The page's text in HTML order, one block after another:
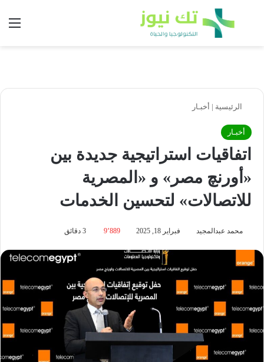
بحث عن
الرئيسية | أخبـار
أخبـار
اتفاقيات استراتيجية جديدة بين
«أورنچ مصر» و «المصرية
للاتصالات» لتحسين الخدمات
محمد عبدالمجيد فبراير 18, 2025 9٬889